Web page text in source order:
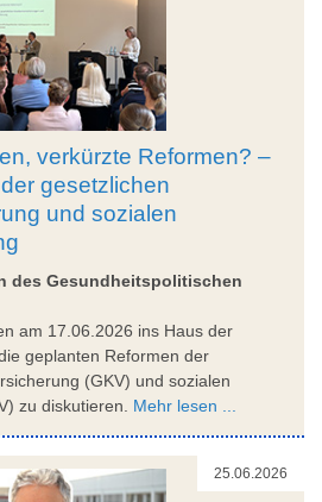
verkürzte Reformen? –
gesetzlichen
und sozialen
des Gesundheitspolitischen
am 17.06.2026 ins Haus der
geplanten Reformen der
(GKV) und sozialen
zu diskutieren. Mehr lesen ...
25.06.2026